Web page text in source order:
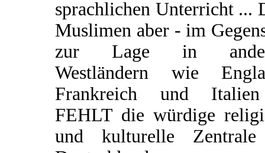
sprachlichen Unterricht ...
Muslimen aber - im
zur Lage in
Westländern wie
Frankreich und
FEHLT die würdige
und kulturelle